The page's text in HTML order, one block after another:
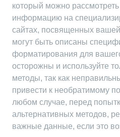
который можно
информацию на
сайтах, посвященных
могут быть описаны
форматирования для
осторожны и используйте
методы, так как
привести к необратимому
любом случае, перед
альтернативных методов,
важные данные, если это